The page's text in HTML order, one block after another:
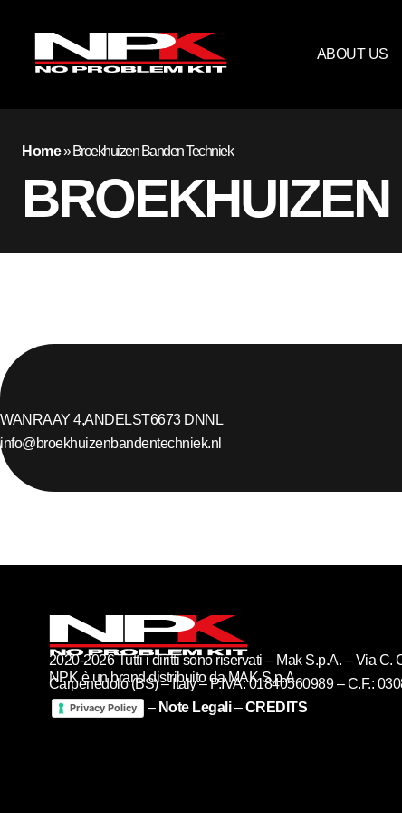
ABOUT US
Home»Broekhuizen Banden Techniek
WANRAAY 4,ANDELST6673 DN NL
info@broekhuizenbandentechniek.nl
NPK è un brand distribuito da MAK S.p.A
2020-2026 Tutti i diritti sono riservati – Mak S.p.A. – Via C.
Carpenedolo (BS) – Italy – P.IVA: 01840560989 – C.F.:
Privacy Policy – Note Legali–CREDITS